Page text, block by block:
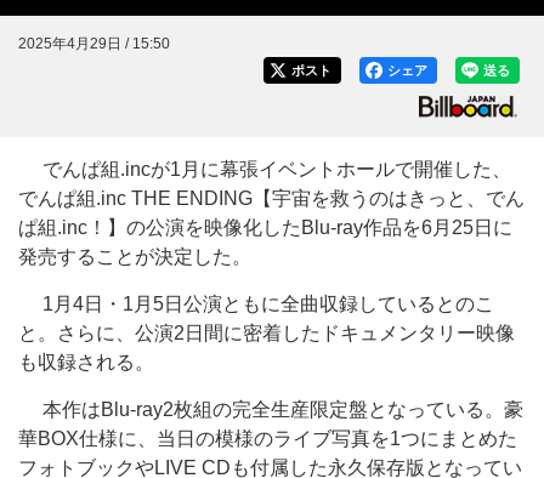
2025年4月29日 / 15:50
送る
シェア
ポスト
でんぱ組.incが1月に幕張イベントホールで開催した、
でんぱ組.inc THE ENDING【宇宙を救うのはきっと、でん
ぱ組.inc！】の公演を映像化したBlu-ray作品を6月25日に
発売することが決定した。
1月4日・1月5日公演ともに全曲収録しているとのこ
と。さらに、公演2日間に密着したドキュメンタリー映像
も収録される。
本作はBlu-ray2枚組の完全生産限定盤となっている。豪
華BOX仕様に、当日の模様のライブ写真を1つにまとめた
フォトブックやLIVE CDも付属した永久保存版となってい